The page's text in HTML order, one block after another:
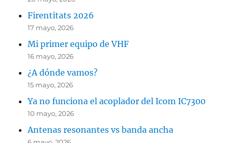
Firentitats 2026
17 mayo, 2026
Mi primer equipo de VHF
16 mayo, 2026
¿A dónde vamos?
15 mayo, 2026
Ya no funciona el acoplador del Icom IC7300
10 mayo, 2026
Antenas resonantes vs banda ancha